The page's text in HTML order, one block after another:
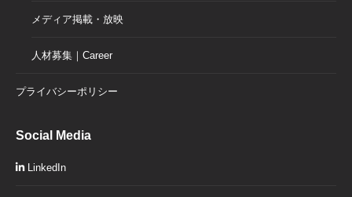
メディア掲載・放映
人材募集｜Career
プライバシーポリシー
Social Media
LinkedIn